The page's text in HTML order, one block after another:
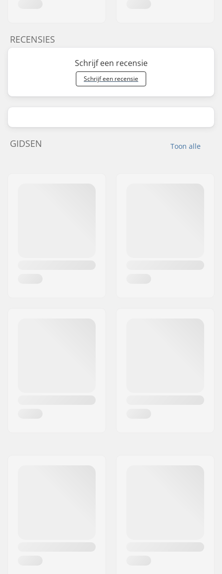
RECENSIES
Schrijf een recensie
Schrijf een recensie
Toon alle
GIDSEN